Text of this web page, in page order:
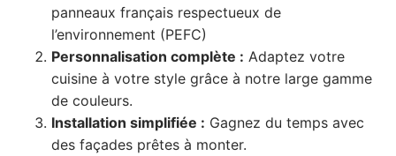
panneaux français respectueux de
l’environnement (PEFC)
Personnalisation complète : Adaptez votre
cuisine à votre style grâce à notre large gamme
de couleurs.
Installation simplifiée : Gagnez du temps avec
des façades prêtes à monter.